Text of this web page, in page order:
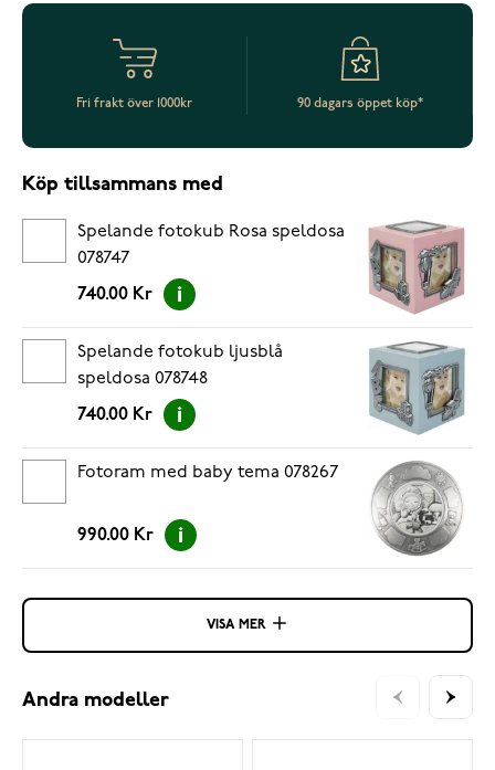
Fri frakt över 1000kr 90 dagars öppet köp*
Köp tillsammans med
Spelande fotokub Rosa speldosa
078747
740.00 Kr
Spelande fotokub ljusblå
speldosa 078748
740.00 Kr
Fotoram med baby tema 078267
990.00 Kr
VISA MER
Andra modeller